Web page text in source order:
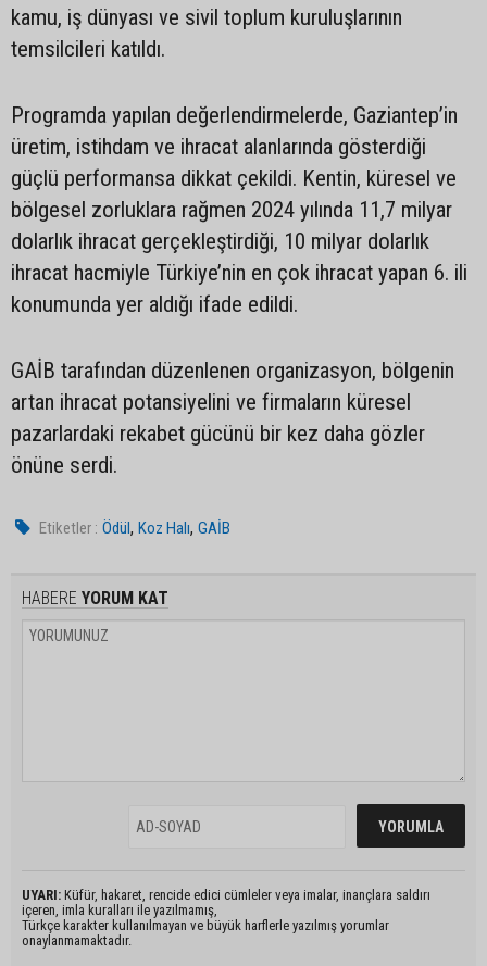
kamu, iş dünyası ve sivil toplum kuruluşlarının
temsilcileri katıldı.
Programda yapılan değerlendirmelerde, Gaziantep’in
üretim, istihdam ve ihracat alanlarında gösterdiği
güçlü performansa dikkat çekildi. Kentin, küresel ve
bölgesel zorluklara rağmen 2024 yılında 11,7 milyar
dolarlık ihracat gerçekleştirdiği, 10 milyar dolarlık
ihracat hacmiyle Türkiye’nin en çok ihracat yapan 6. ili
konumunda yer aldığı ifade edildi.
GAİB tarafından düzenlenen organizasyon, bölgenin
artan ihracat potansiyelini ve firmaların küresel
pazarlardaki rekabet gücünü bir kez daha gözler
önüne serdi.
Etiketler : Ödül,Koz Halı,GAİB
HABERE YORUM KAT
UYARI: Küfür, hakaret, rencide edici cümleler veya imalar, inançlara saldırı
içeren, imla kuralları ile yazılmamış,
Türkçe karakter kullanılmayan ve büyük harflerle yazılmış yorumlar
onaylanmamaktadır.